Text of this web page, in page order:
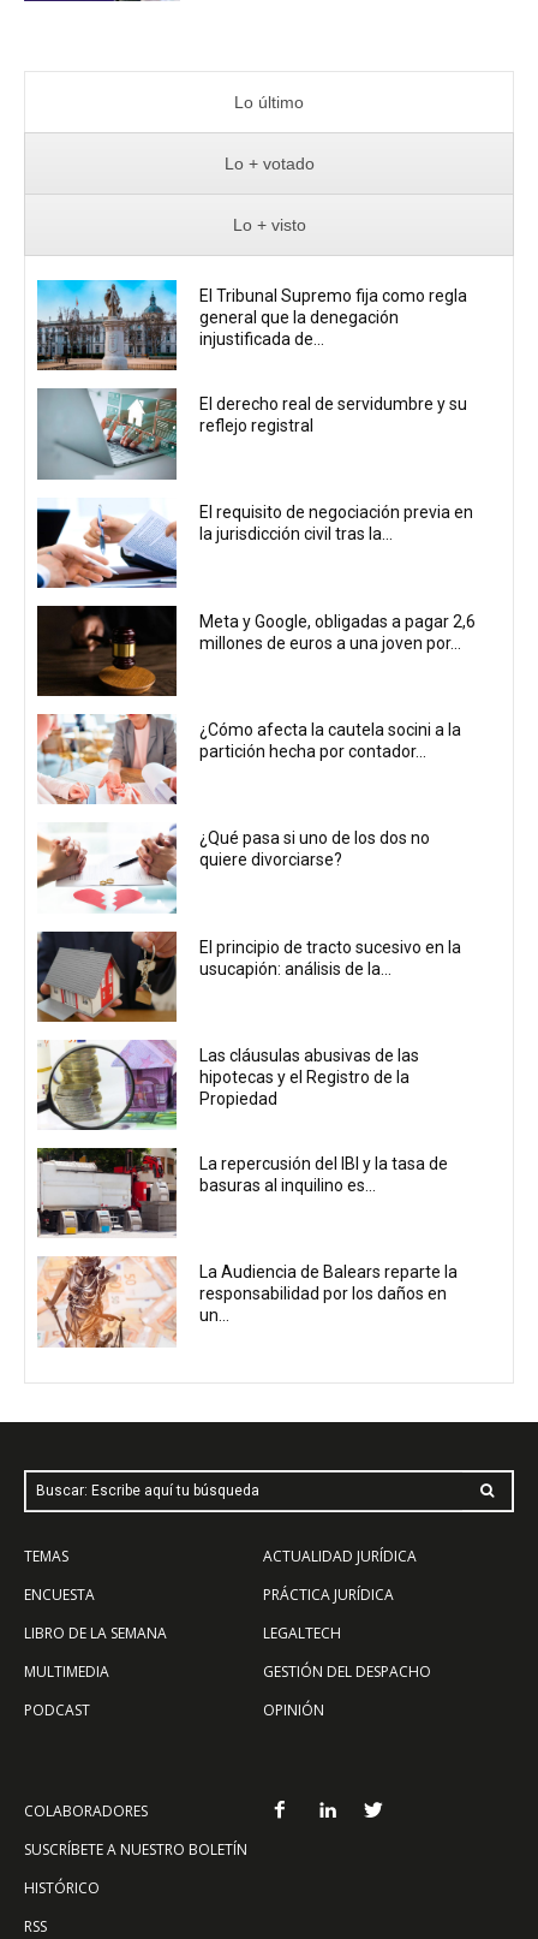
Lo último
Lo + votado
Lo + visto
El Tribunal Supremo fija como regla
general que la denegación
injustificada de...
El derecho real de servidumbre y su
reflejo registral
El requisito de negociación previa en
la jurisdicción civil tras la...
Meta y Google, obligadas a pagar 2,6
millones de euros a una joven por...
¿Cómo afecta la cautela socini a la
partición hecha por contador...
¿Qué pasa si uno de los dos no
quiere divorciarse?
El principio de tracto sucesivo en la
usucapión: análisis de la...
Las cláusulas abusivas de las
hipotecas y el Registro de la
Propiedad
La repercusión del IBI y la tasa de
basuras al inquilino es...
La Audiencia de Balears reparte la
responsabilidad por los daños en
un...
Buscar: Escribe aquí tu búsqueda
TEMAS
ENCUESTA
LIBRO DE LA SEMANA
MULTIMEDIA
PODCAST
ACTUALIDAD JURÍDICA
PRÁCTICA JURÍDICA
LEGALTECH
GESTIÓN DEL DESPACHO
OPINIÓN
COLABORADORES
SUSCRÍBETE A NUESTRO BOLETÍN
HISTÓRICO
RSS